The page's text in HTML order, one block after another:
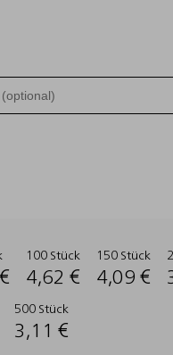
100 Stück
4,62 €
150 Stück
4,09 €
500 Stück
3,11 €